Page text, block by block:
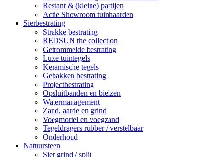
Restant & (kleine) partijen
Actie Showroom tuinhaarden
Sierbestrating
Strakke bestrating
REDSUN the collection
Getrommelde bestrating
Luxe tuintegels
Keramische tegels
Gebakken bestrating
Projectbestrating
Opsluitbanden en bielzen
Watermanagement
Zand, aarde en grind
Voegmortel en voegzand
Tegeldragers rubber / verstelbaar
Onderhoud
Natuursteen
Sier grind / split